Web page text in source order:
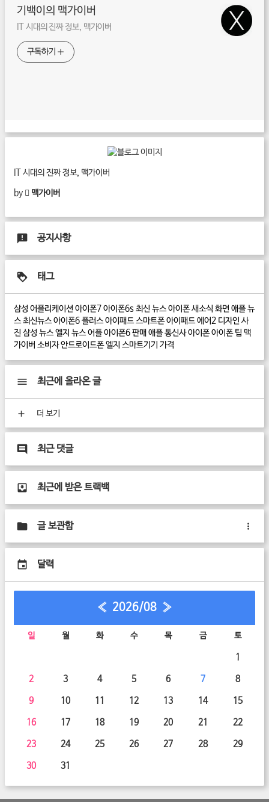
기백이의 맥가이버
IT 시대의 진짜 정보, 맥가이버
구독하기
IT 시대의 진짜 정보, 맥가이버
by  맥가이버
공지사항
태그
삼성 어플리케이션아이폰7아이폰6s최신 뉴스아이폰 새소식 화면애플 뉴
스최신뉴스아이폰6 플러스아이패드스마트폰아이패드 에어2 디자인사
진삼성 뉴스엘지 뉴스어플아이폰6판매 애플통신사아이폰아이폰 팁 맥
가이버 소비자안드로이드폰엘지 스마트기기 가격
최근에 올라온 글
더 보기
최근 댓글
최근에 받은 트랙백
글 보관함
달력
« 2026/08 »
일 월 화 수 목 금 토
1
2 3 4 5 6 7 8
9 10 11 12 13 14 15
16 17 18 19 20 21 22
23 24 25 26 27 28 29
30 31